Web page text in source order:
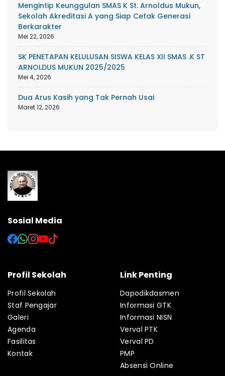
Mengintip Keunggulan SMAS K St. Arnoldus Mukun,
Sekolah Akreditasi A yang Siap Cetak Generasi
Berkarakter
Mei 22, 2026
SK PENETAPAN KELULUSAN SISWA KELAS XII SMAS .K ST
ARNOLDUS MUKUN 2025/2025
Mei 4, 2026
Dua Arus Kasih yang Tak Pernah Usai
Maret 12, 2026
Sosial Media
Profil Sekolah
Profil Sekolah
Staf Pengajar
Galeri
Agenda
Fasilitas
Kontak
Link Penting
Dapodikdasmen
Informasi GTK
Informasi NISN
Verval PTK
Verval PD
PMP
Absensi Online